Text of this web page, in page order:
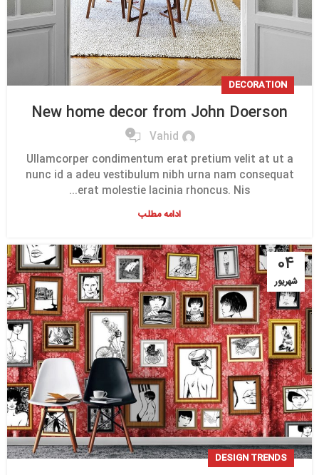
DECORATION
New home decor from John Doerson
Vahid
0
Ullamcorper condimentum erat pretium velit at ut a
nunc id a adeu vestibulum nibh urna nam consequat
erat molestie lacinia rhoncus. Nis...
ادامه مطلب
۰۴
شهریور
DESIGN TRENDS